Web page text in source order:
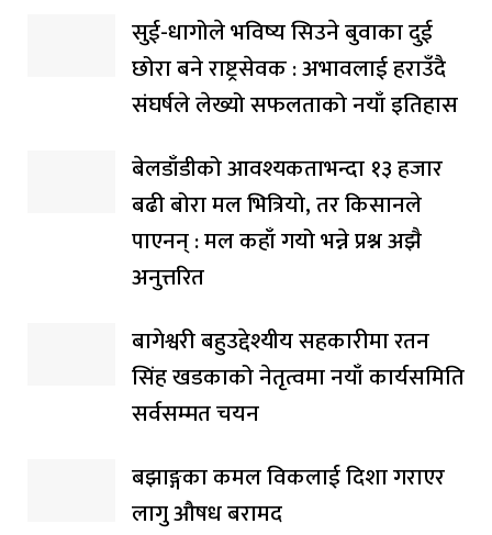
सुई-धागोले भविष्य सिउने बुवाका दुई
छोरा बने राष्ट्रसेवक : अभावलाई हराउँदै
संघर्षले लेख्यो सफलताको नयाँ इतिहास
बेलडाँडीको आवश्यकताभन्दा १३ हजार
बढी बोरा मल भित्रियो, तर किसानले
पाएनन् : मल कहाँ गयो भन्ने प्रश्न अझै
अनुत्तरित
बागेश्वरी बहुउद्देश्यीय सहकारीमा रतन
सिंह खडकाको नेतृत्वमा नयाँ कार्यसमिति
सर्वसम्मत चयन
बझाङ्गका कमल विकलाई दिशा गराएर
लागु औषध बरामद